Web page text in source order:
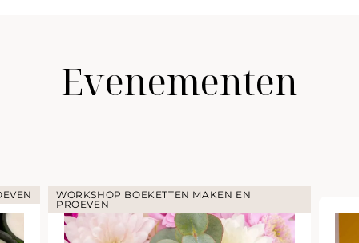
Evenementen
WORKSHOP BOEKETTEN MAKEN EN
PROEVEN